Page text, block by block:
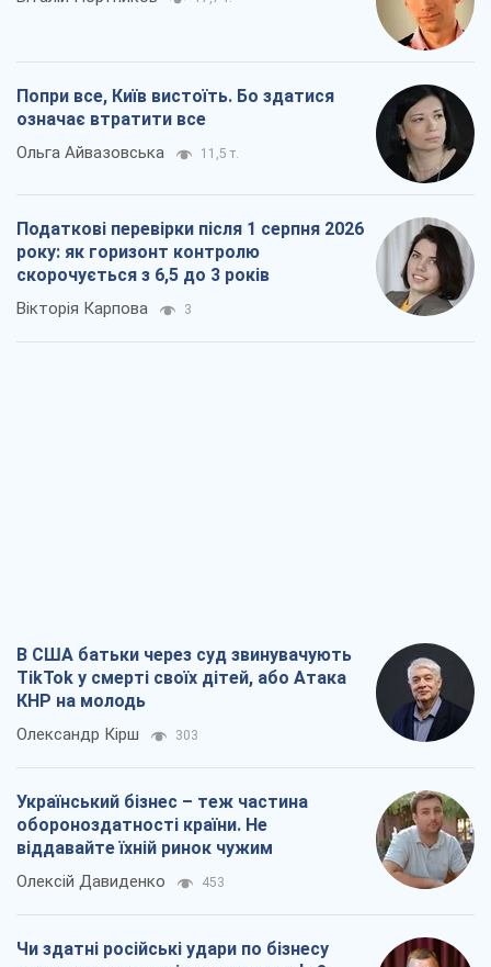
Попри все, Київ вистоїть. Бо здатися
означає втратити все
Ольга Айвазовська 11,5 т.
Податкові перевірки після 1 серпня 2026
року: як горизонт контролю
скорочується з 6,5 до 3 років
Вікторія Карпова 3
В США батьки через суд звинувачують
TikTok у смерті своїх дітей, або Атака
КНР на молодь
Олександр Кірш 303
Український бізнес – теж частина
обороноздатності країни. Не
віддавайте їхній ринок чужим
Олексій Давиденко 453
Чи здатні російські удари по бізнесу